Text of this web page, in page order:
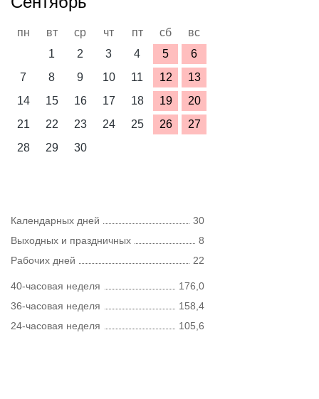
пн вт ср чт пт сб
вс
1
2 3 4 5
6
7
8 9 10 11 12
13
14
15 16 17 18 19
20
21
22 23 24 25 26
27
28
29 30
Календарных дней
30
Выходных и праздничных
8
Рабочих дней
22
40-часовая неделя
176,0
36-часовая неделя
158,4
24-часовая неделя
105,6